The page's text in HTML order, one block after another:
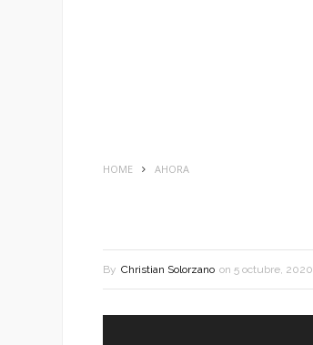
HOME AHORA
By Christian Solorzano on 5 octubre, 2020